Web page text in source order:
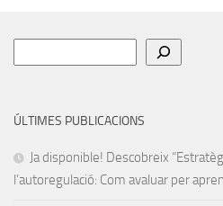
ÚLTIMES PUBLICACIONS
Ja disponible! Descobreix
l’autoregulació: Com avaluar per